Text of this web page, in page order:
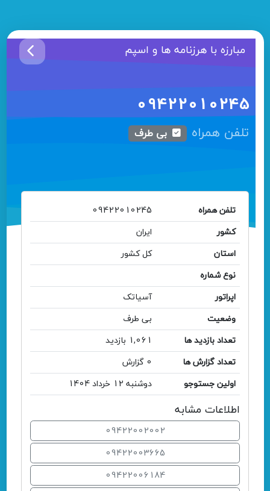
مبارزه با هرزنامه ها و اسپم
09422010245
تلفن همراه بی طرف
تلفن همراه
09422010245
کشور
ایران
استان
کل کشور
نوع شماره
اپراتور
آسیاتک
وضعیت
بی طرف
تعداد بازدید ها
1,061 بازدید
تعداد گزارش ها
0 گزارش
اولین جستوجو
دوشنبه 12 خرداد 1404
اطلاعات مشابه
09422002002
09422003665
09422006184